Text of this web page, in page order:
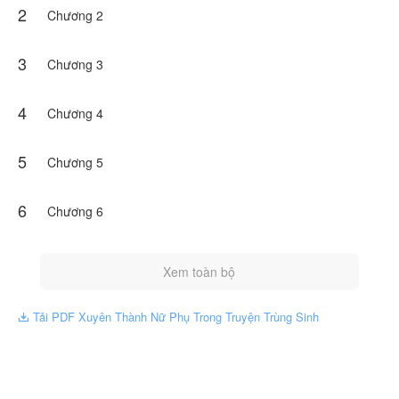
2 Chương 2
3 Chương 3
4 Chương 4
5 Chương 5
6 Chương 6
Xem toàn bộ
 Tải PDF Xuyên Thành Nữ Phụ Trong Truyện Trùng Sinh